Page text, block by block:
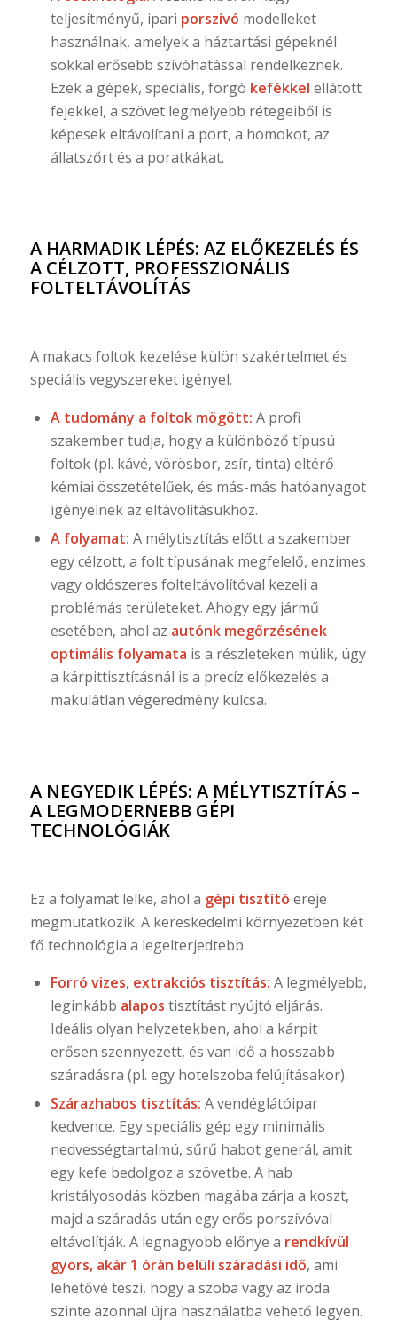
teljesítményű, ipari porszívó modelleket
használnak, amelyek a háztartási gépeknél
sokkal erősebb szívóhatással rendelkeznek.
Ezek a gépek, speciális, forgó kefékkel ellátott
fejekkel, a szövet legmélyebb rétegeiből is
képesek eltávolítani a port, a homokot, az
állatszőrt és a poratkákat.
A HARMADIK LÉPÉS: AZ ELŐKEZELÉS ÉS
A CÉLZOTT, PROFESSZIONÁLIS
FOLTELTÁVOLÍTÁS
A makacs foltok kezelése külön szakértelmet és
speciális vegyszereket igényel.
A tudomány a foltok mögött: A profi
szakember tudja, hogy a különböző típusú
foltok (pl. kávé, vörösbor, zsír, tinta) eltérő
kémiai összetételűek, és más-más hatóanyagot
igényelnek az eltávolításukhoz.
A folyamat: A mélytisztítás előtt a szakember
egy célzott, a folt típusának megfelelő, enzimes
vagy oldószeres folteltávolítóval kezeli a
problémás területeket. Ahogy egy jármű
esetében, ahol az autónk megőrzésének
optimális folyamata is a részleteken múlik, úgy
a kárpittisztításnál is a precíz előkezelés a
makulátlan végeredmény kulcsa.
A NEGYEDIK LÉPÉS: A MÉLYTISZTÍTÁS –
A LEGMODERNEBB GÉPI
TECHNOLÓGIÁK
Ez a folyamat lelke, ahol a gépi tisztító ereje
megmutatkozik. A kereskedelmi környezetben két
fő technológia a legelterjedtebb.
Forró vizes, extrakciós tisztítás: A legmélyebb,
leginkább alapos tisztítást nyújtó eljárás.
Ideális olyan helyzetekben, ahol a kárpit
erősen szennyezett, és van idő a hosszabb
száradásra (pl. egy hotelszoba felújításakor).
Szárazhabos tisztítás: A vendéglátóipar
kedvence. Egy speciális gép egy minimális
nedvességtartalmú, sűrű habot generál, amit
egy kefe bedolgoz a szövetbe. A hab
kristályosodás közben magába zárja a koszt,
majd a száradás után egy erős porszívóval
eltávolítják. A legnagyobb előnye a rendkívül
gyors, akár 1 órán belüli száradási idő, ami
lehetővé teszi, hogy a szoba vagy az iroda
szinte azonnal újra használatba vehető legyen.